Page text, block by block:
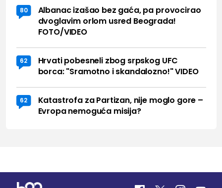
80
Albanac izašao bez gaća, pa provocirao
dvoglavim orlom usred Beograda!
FOTO/VIDEO
62
Hrvati pobesneli zbog srpskog UFC
borca: "Sramotno i skandalozno!" VIDEO
62
Katastrofa za Partizan, nije moglo gore –
Evropa nemoguća misija?